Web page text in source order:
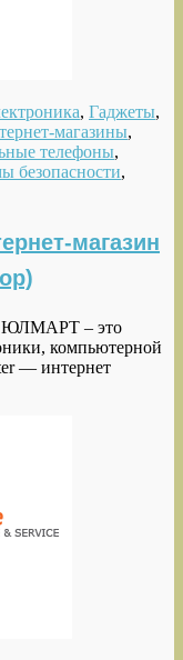
, Гаджеты,
магазины,
телефоны,
безопасности,
магазин
ЮЛМАРТ – это
компьютерной
— интернет